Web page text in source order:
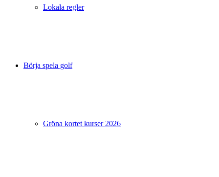
Lokala regler
Börja spela golf
Gröna kortet kurser 2026